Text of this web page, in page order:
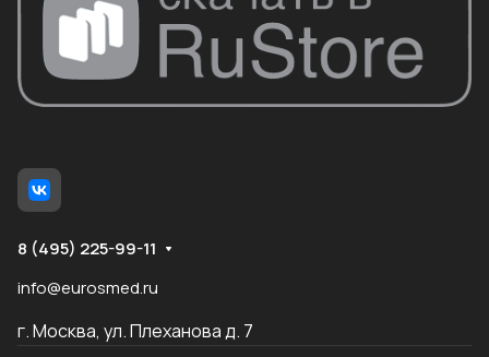
8 (495) 225-99-11
info@eurosmed.ru
г. Москва, ул. Плеханова д. 7